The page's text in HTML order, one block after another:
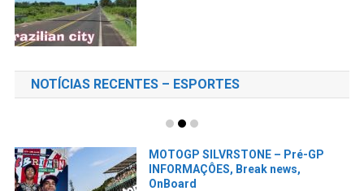
NOTÍCIAS RECENTES – ESPORTES
MOTOGP SILVRSTONE – Pré-GP
INFORMAÇÔES, Break news,
OnBoard